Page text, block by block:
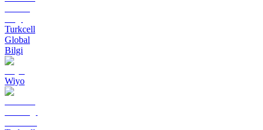
Turkcell
Global
Bilgi
Wiyo